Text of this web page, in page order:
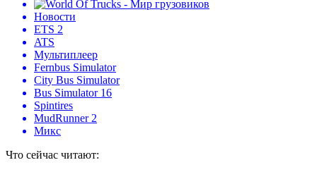
Новости
ETS 2
ATS
Мультиплеер
Fernbus Simulator
City Bus Simulator
Bus Simulator 16
Spintires
MudRunner 2
Микс
Что сейчас читают: